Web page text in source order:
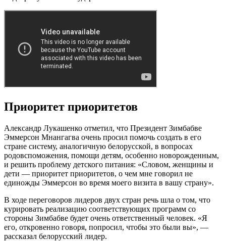
Приоритет приоритетов
Александр Лукашенко отметил, что Президент Зимбабве
Эммерсон Мнангагва очень просил помочь создать в его
стране систему, аналогичную белорусской, в вопросах
родовспоможения, помощи детям, особенно новорожденным,
и решить проблему детского питания: «Словом, женщины и
дети — приоритет приоритетов, о чем мне говорил не
единожды Эммерсон во время моего визита в вашу страну».
В ходе переговоров лидеров двух стран речь шла о том, что
курировать реализацию соответствующих программ со
стороны Зимбабве будет очень ответственный человек. «Я
его, откровенно говоря, попросил, чтобы это были вы», —
рассказал белорусский лидер.